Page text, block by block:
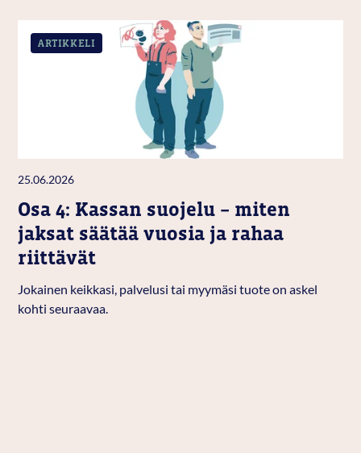
ARTIKKELI
25.06.2026
Osa 4: Kassan suojelu – miten
jaksat säätää vuosia ja rahaa
riittävät
Jokainen keikkasi, palvelusi tai myymäsi tuote on askel
kohti seuraavaa.